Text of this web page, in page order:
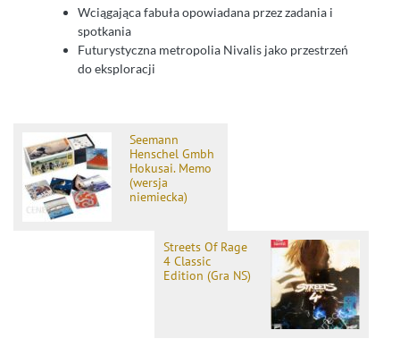
Wciągająca fabuła opowiadana przez zadania i
spotkania
Futurystyczna metropolia Nivalis jako przestrzeń
do eksploracji
Seemann
Henschel Gmbh
Hokusai. Memo
(wersja
niemiecka)
Streets Of Rage
4 Classic
Edition (Gra NS)